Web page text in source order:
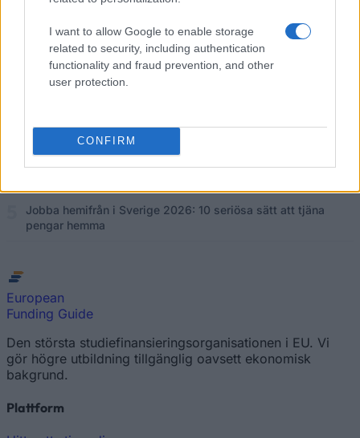
I want to allow Google to enable storage
related to security, including authentication
functionality and fraud prevention, and other
user protection.
CONFIRM
Betalda undersökningar Sverige 2026 — 19 seriösa paneler
att tjäna pengar på enkäter
Tjäna extra pengar 2026 — 15 smarta sätt att skaffa en
sidoinkomst i Sverige
Sverige
Jobba hemifrån i Sverige 2026: 10 seriösa sätt att tjäna
pengar hemma
European
Funding Guide
Den största studiefinansieringsorganisationen i EU. Vi
gör högre utbildning tillgänglig oavsett ekonomisk
bakgrund.
Plattform